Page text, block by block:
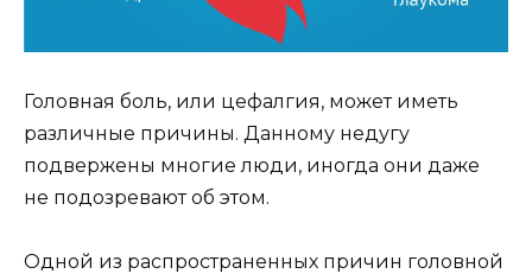
Головная боль, или цефалгия, может иметь
различные причины. Данному недугу
подвержены многие люди, иногда они даже
не подозревают об этом.
Одной из распространенных причин головной